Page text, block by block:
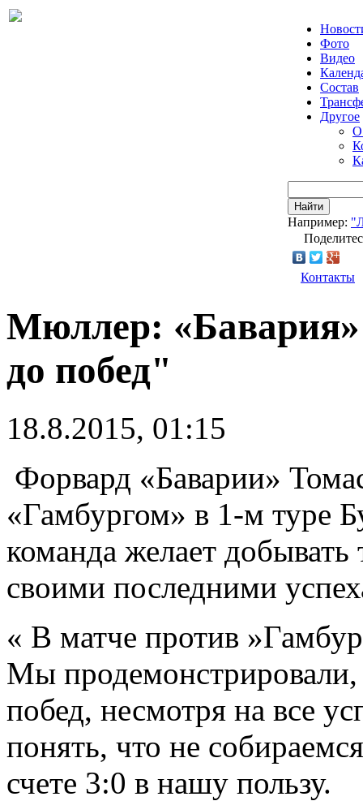
Фото
Видео
Состав
Другое
О
Найти
Например:
Контакты
Мюллер: «Бавария»
до побед"
18.8.2015, 01:15
Форвард «Баварии»
«Гамбургом» в 1-м туре
команда желает
своими последними
« В матче против
Мы
побед, несмотря на все
понять, что не
счете 3:0 в нашу пользу.